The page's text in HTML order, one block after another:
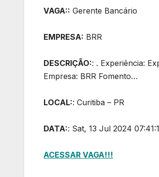
VAGA:: Gerente Bancário
EMPRESA: BRR
DESCRIÇÃO:: . Experiência:
Empresa: BRR Fomento…
LOCAL:: Curitiba – PR
DATA:: Sat, 13 Jul 2024
ACESSAR VAGA!!!